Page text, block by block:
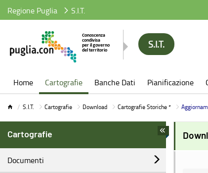
Regione Puglia S.I.T.
S.I.T.
Home Cartografie Banche Dati Pianificazione
S.I.T. Cartografie Download Cartografie Storiche *
Cartografie
Documenti